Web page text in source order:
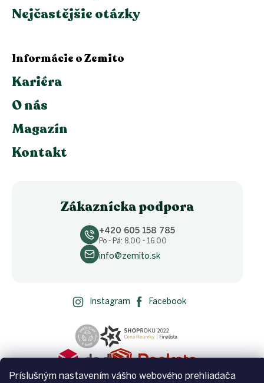
Príslušným nastavením vášho webového prehliadača
Nejčastějšie otázky
Informácie o Zemito
Kariéra
O nás
Magazín
Kontakt
Zákaznícka podpora
+420 605 158 785
Po - Pá: 8.00 - 16.00
info@zemito.sk
Instagram Facebook